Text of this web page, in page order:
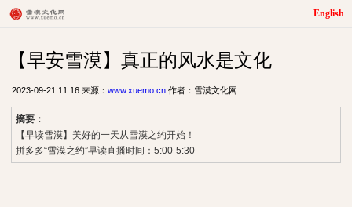
English
【早安雪漠】真正的风水是文化
2023-09-21 11:16 来源： www.xuemo.cn 作者：雪漠文化网
摘要：
【早读雪漠】美好的一天从雪漠之约开始！
拼多多“雪漠之约”早读直播时间：5:00-5:30